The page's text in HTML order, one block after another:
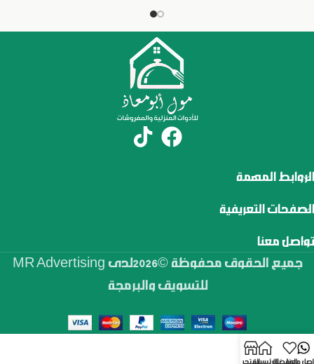
الروابط المهمة
الصفحات التعريفية
تواصل معنا
جميع الحقوق محفوظة ©2026لدى MR Advertising
للتسويق والبرمجة
معنا
المفضلةالرئيسيةالمتجر